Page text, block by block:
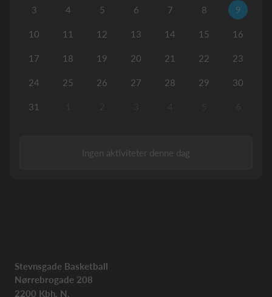
3 4 5 6 7 8 9
10 11 12 13 14 15 16
17 18 19 20 21 22 23
24 25 26 27 28 29 30
31
Ingen aktiviteter denne dag
Stevnsgade Basketball
Nørrebrogade 208
2200 Kbh. N.